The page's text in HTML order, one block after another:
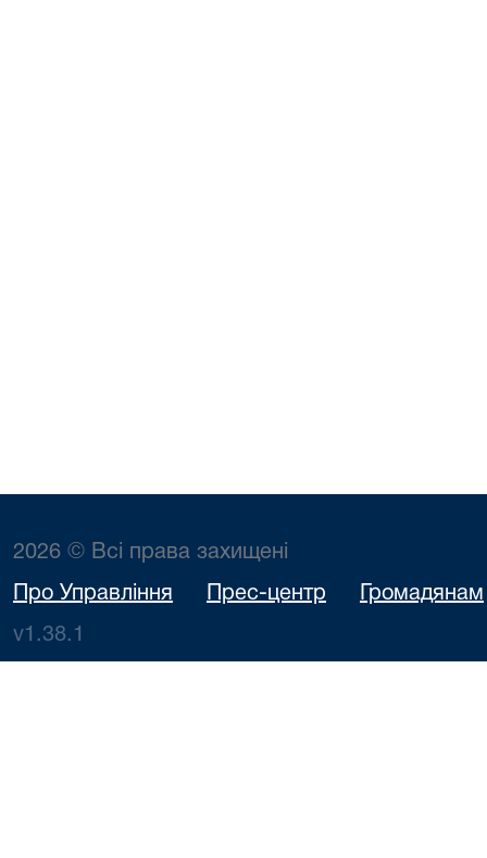
2026 © Всі права захищені
Про Управління Прес-центр Громадянам
v1.38.1